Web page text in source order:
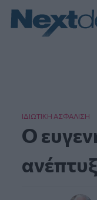
ΙΔΙΩΤΙΚΗ ΑΣΦAΛΙΣΗ
Ο